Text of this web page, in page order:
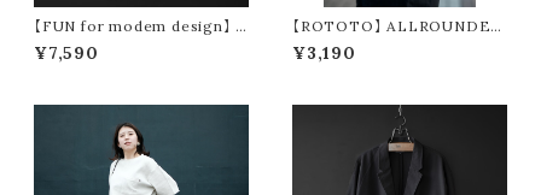
【FUN for modem design】 I
LIKE OCKE tee -usa cotto
n- (white)
¥7,590
【ROTOTO】 ALLROUNDER
¥3,190